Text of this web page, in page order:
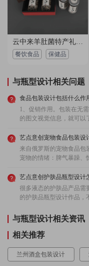
用户 152****2454：
很不
我的
用户 130****4632：
瓶型
责，
很愉
云中来羊肚菌特产礼盒设计
餐饮食品 保健品
与瓶型设计相关问题
食品包装设计包括什么作
1、促销作用。包装在无
的图文视觉信息，就可以
食品的保质期。3、便捷
者使用起来非常方便。而
开，而且也便于携带和存
艺点意创宠物食品包装设
来自俄罗斯的宠物食品包
宠物的情绪：脾气暴躁、
艺点意创护肤品瓶型设计
很多液态的护肤品产品需
的护肤品瓶型设计作品，
了设计背景、理念、流程
儿用品瓶型设计项目背景
针对中国婴儿身体发肤特
壮成长。用户评价:服务太
了一些小分歧，也谢谢商
与瓶型设计相关资讯
相关推荐
兰州酒盒包装设计